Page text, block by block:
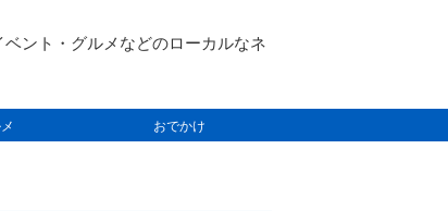
ント・グルメなどのローカルなネ
おでかけ